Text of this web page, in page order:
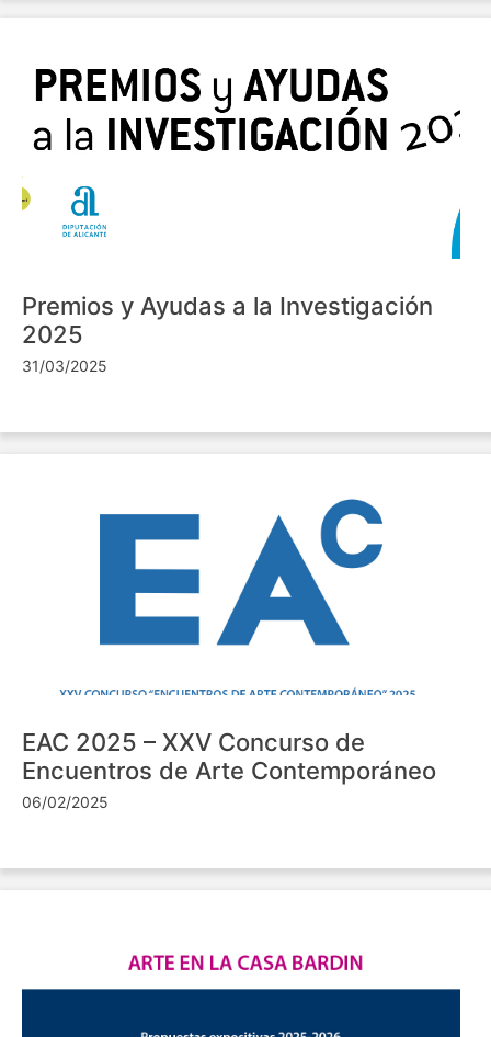
Premios y Ayudas a la Investigación
2025
31/03/2025
EAC 2025 – XXV Concurso de
Encuentros de Arte Contemporáneo
06/02/2025